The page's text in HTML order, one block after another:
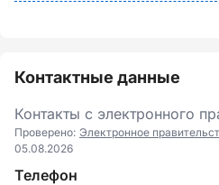
Контактные данные
Контакты с электронного
Проверено: Электронное
05.08.2026
Телефон